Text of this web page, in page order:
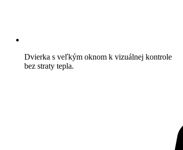
Dvierka s veľkým oknom k vizuálnej kontrole
bez straty tepla.